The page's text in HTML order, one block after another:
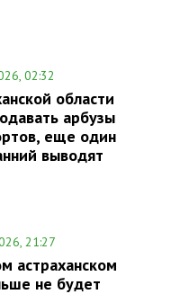
02:32
области
арбузы
еще один
выводят
21:27
астраханском
не будет